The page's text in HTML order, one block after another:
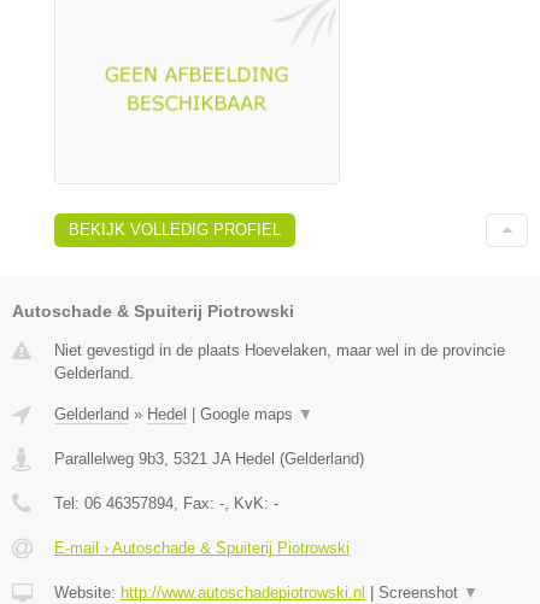
BEKIJK VOLLEDIG PROFIEL
Autoschade & Spuiterij Piotrowski
Niet gevestigd in de plaats Hoevelaken, maar wel in de provincie
Gelderland.
Gelderland » Hedel Google maps ▼
Parallelweg 9b3, 5321 JA Hedel (Gelderland)
Tel: 06 46357894, Fax: -, KvK: -
E-mail › Autoschade & Spuiterij Piotrowski
Website: http://www.autoschadepiotrowski.nl Screenshot ▼